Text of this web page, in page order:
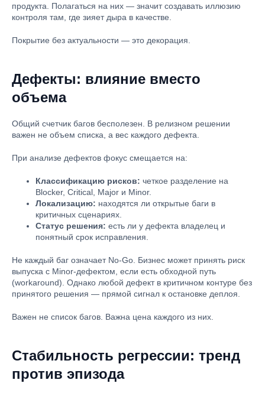
продукта. Полагаться на них — значит создавать иллюзию
контроля там, где зияет дыра в качестве.
Покрытие без актуальности — это декорация.
Дефекты: влияние вместо
объема
Общий счетчик багов бесполезен. В релизном решении
важен не объем списка, а вес каждого дефекта.
При анализе дефектов фокус смещается на:
Классификацию рисков: четкое разделение на
Blocker, Critical, Major и Minor.
Локализацию: находятся ли открытые баги в
критичных сценариях.
Статус решения: есть ли у дефекта владелец и
понятный срок исправления.
Не каждый баг означает No-Go. Бизнес может принять риск
выпуска с Minor-дефектом, если есть обходной путь
(workaround). Однако любой дефект в критичном контуре без
принятого решения — прямой сигнал к остановке деплоя.
Важен не список багов. Важна цена каждого из них.
Стабильность регрессии: тренд
против эпизода